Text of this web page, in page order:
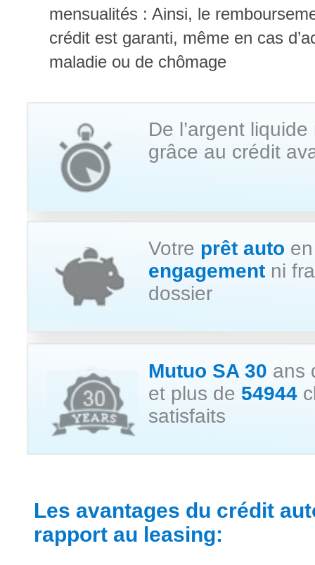
mensualités : Ainsi, le
crédit est garanti, même en cas
maladie ou de chômage
De l’argent
grâce au crédit
Votre prêt auto
engagement ni
dossier
Mutuo SA 30 ans
et plus de 54944
satisfaits
Les avantages du crédit
rapport au leasing: